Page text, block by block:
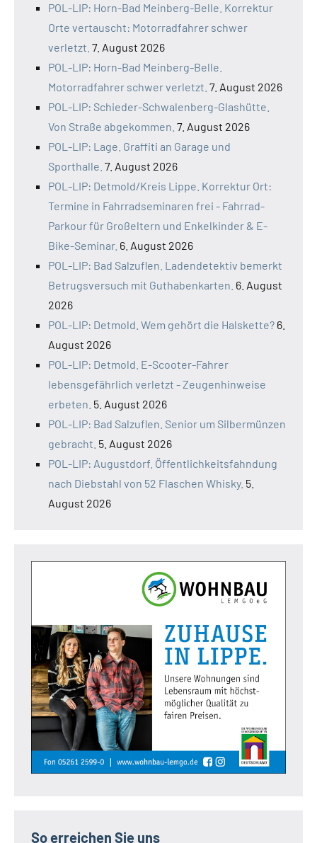
POL-LIP: Horn-Bad Meinberg-Belle. Korrektur
Orte vertauscht: Motorradfahrer schwer
verletzt. 7. August 2026
POL-LIP: Horn-Bad Meinberg-Belle.
Motorradfahrer schwer verletzt. 7. August 2026
POL-LIP: Schieder-Schwalenberg-Glashütte.
Von Straße abgekommen. 7. August 2026
POL-LIP: Lage. Graffiti an Garage und
Sporthalle. 7. August 2026
POL-LIP: Detmold/Kreis Lippe. Korrektur Ort:
Termine in Fahrradseminaren frei - Fahrrad-
Parkour für Großeltern und Enkelkinder & E-
Bike-Seminar. 6. August 2026
POL-LIP: Bad Salzuflen. Ladendetektiv bemerkt
Betrugsversuch mit Guthabenkarten. 6. August
2026
POL-LIP: Detmold. Wem gehört die Halskette? 6.
August 2026
POL-LIP: Detmold. E-Scooter-Fahrer
lebensgefährlich verletzt - Zeugenhinweise
erbeten. 5. August 2026
POL-LIP: Bad Salzuflen. Senior um Silbermünzen
gebracht. 5. August 2026
POL-LIP: Augustdorf. Öffentlichkeitsfahndung
nach Diebstahl von 52 Flaschen Whisky. 5.
August 2026
So erreichen Sie uns